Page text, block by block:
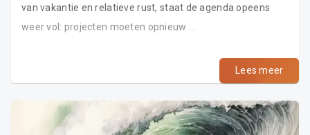
van vakantie en relatieve rust, staat de agenda opeens
weer vol: projecten moeten opnieuw ...
Lees meer